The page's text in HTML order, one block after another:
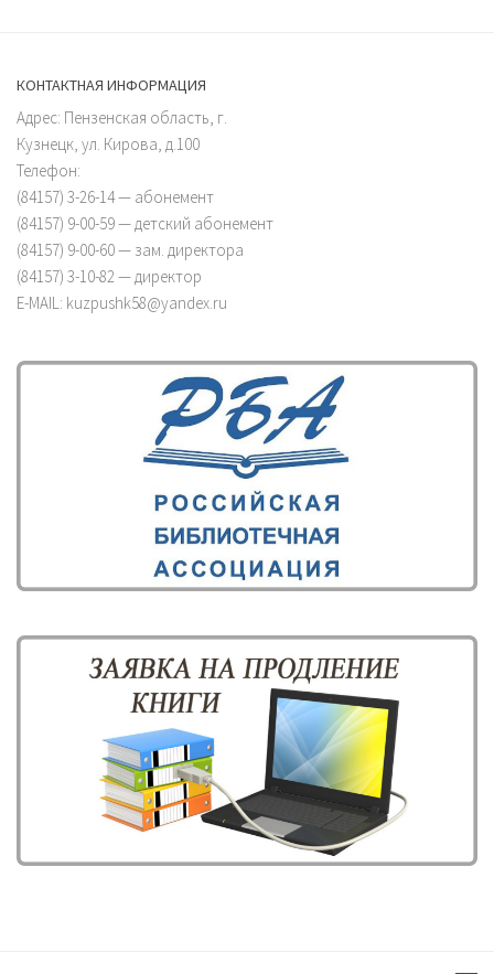
КОНТАКТНАЯ ИНФОРМАЦИЯ
Адрес: Пензенская область, г.
Кузнецк, ул. Кирова, д.100
Телефон:
(84157) 3-26-14 — абонемент
(84157) 9-00-59 — детский абонемент
(84157) 9-00-60 — зам. директора
(84157) 3-10-82 — директор
E-MAIL: kuzpushk58@yandex.ru